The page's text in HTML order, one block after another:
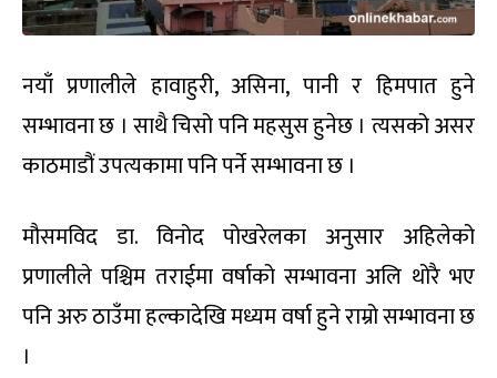
नयाँ प्रणालीले हावाहुरी, असिना, पानी र हिमपात हुने
सम्भावना छ । साथै चिसो पनि महसुस हुनेछ । त्यसको असर
काठमाडौं उपत्यकामा पनि पर्ने सम्भावना छ ।
मौसमविद डा. विनोद पोखरेलका अनुसार अहिलेको
प्रणालीले पश्चिम तराईमा वर्षाको सम्भावना अलि थोरै भए
पनि अरु ठाउँमा हल्कादेखि मध्यम वर्षा हुने राम्रो सम्भावना छ
।